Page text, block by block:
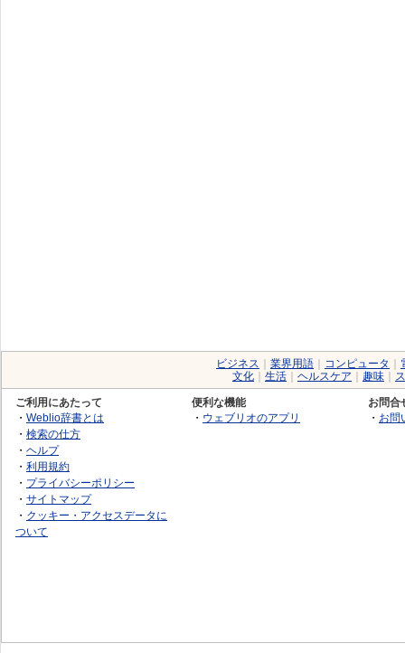
ビジネス 業界用語 コンピュータ
文化
生活 ヘルスケア 趣味
ご利用にあたって
・ Weblio辞書とは
・ 検索の仕方
・ ヘルプ
・ 利用規約
・ プライバシーポリシー
・ サイトマップ
・ クッキー・アクセスデータに
ついて
便利な機能
・ ウェブリオのアプリ
お問合
・ お問